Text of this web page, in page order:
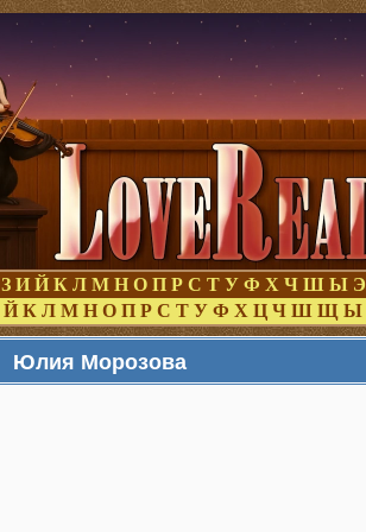
З И Й К Л М Н О П Р С Т У Ф Х Ч Ш Ы Э
Й К Л М Н О П Р С Т У Ф Х Ц Ч Ш Щ Ы
Юлия Морозова